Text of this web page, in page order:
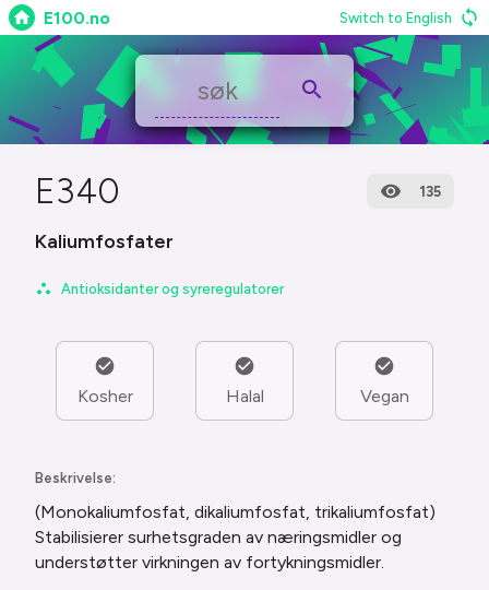
E100.no Switch to English
E340 135
Kaliumfosfater
Antioksidanter og syreregulatorer
Kosher Halal Vegan
Beskrivelse:
(Monokaliumfosfat, dikaliumfosfat, trikaliumfosfat)
Stabilisierer surhetsgraden av næringsmidler og
understøtter virkningen av fortykningsmidler.